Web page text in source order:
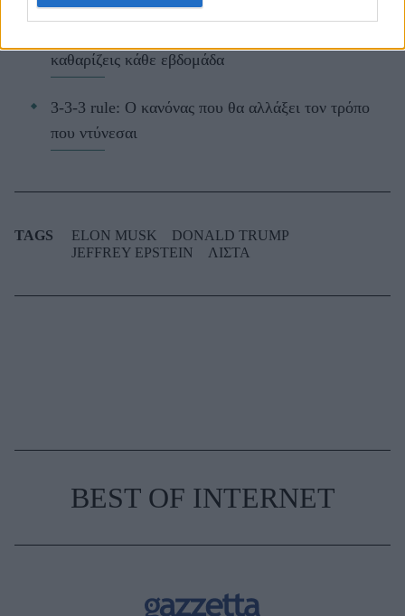
καθαρίζεις κάθε εβδομάδα
3-3-3 rule: Ο κανόνας που θα αλλάξει τον τρόπο
που ντύνεσαι
TAGS ELON MUSK
DONALD TRUMP
JEFFREY EPSTEIN
ΛΙΣΤΑ
BEST OF INTERNET